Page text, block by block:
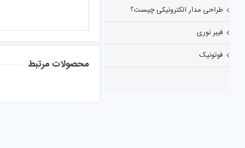
محصولات مرتبط
طراحی مدار الکترونیکی چیست؟
فیبر نوری
فوتونیک